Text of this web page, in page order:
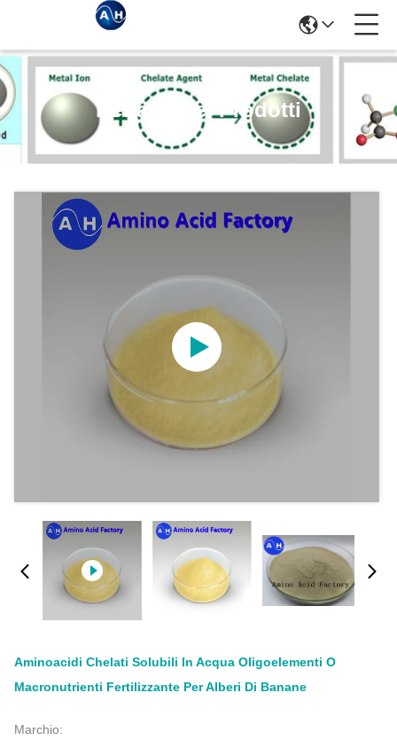
Dettagli Dei Prodotti
Aminoacidi Chelati Solubili In Acqua Oligoelementi O
Macronutrienti Fertilizzante Per Alberi Di Banane
Marchio: